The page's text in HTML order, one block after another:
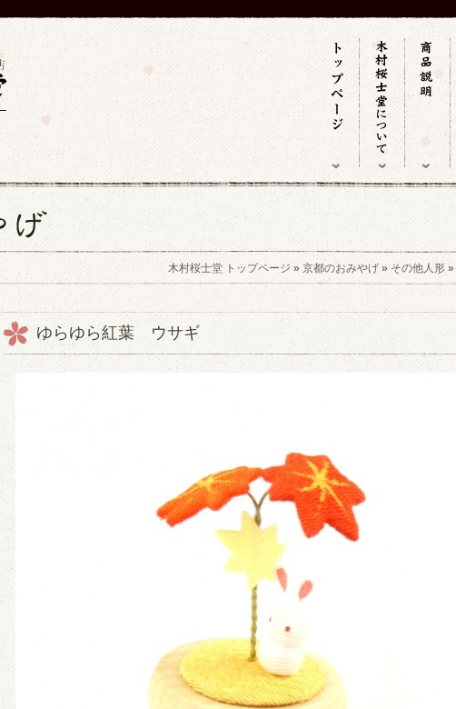
木村桜士堂 トップページ » 京都のおみやげ » その他人形 »
ゆらゆら紅葉 ウサギ